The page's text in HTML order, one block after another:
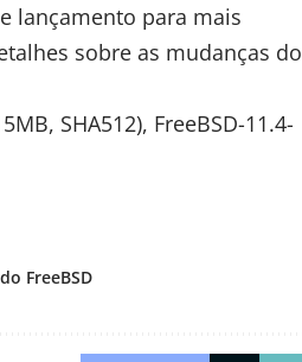
lançamento para mais
sobre as mudanças do
SHA512), FreeBSD-11.4-
FreeBSD